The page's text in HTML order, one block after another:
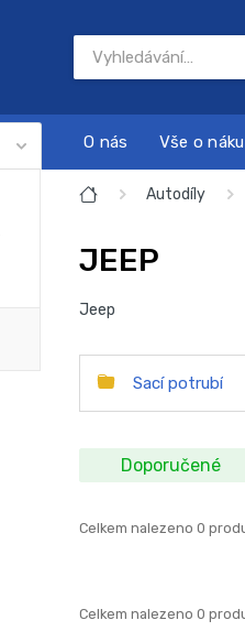
O nás Vše o
Autodíly
JEEP
Jeep
Sací potrubí
Doporučené
Celkem nalezeno 0
Celkem nalezeno 0